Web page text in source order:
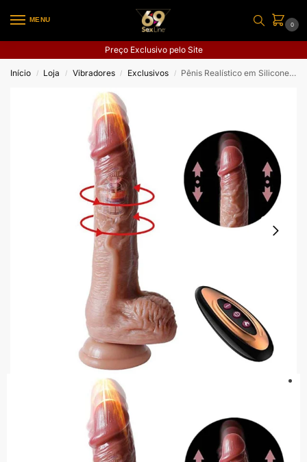
MENU
0
Preço Exclusivo pelo Site
Início / Loja / Vibradores / Exclusivos / Pênis Realístico em Silicone Líquido com Vai e Vem / Rotativo e Aquecimento – 20,5 x 3,8